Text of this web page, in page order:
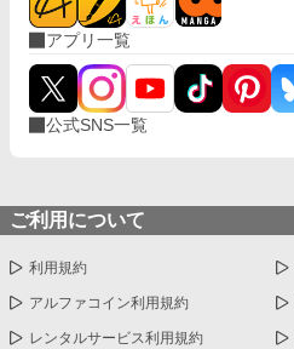
アプリ一覧
公式SNS一覧
ご利用について
利用規約
アルファコイン利用規約
レンタルサービス利用規約